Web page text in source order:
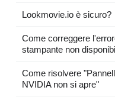
Lookmovie.io è sicuro?
Come correggere
stampante non
Come risolvere
NVIDIA non si apre"